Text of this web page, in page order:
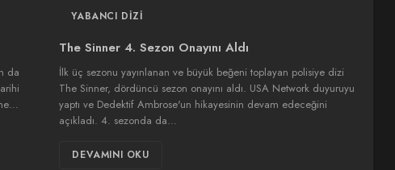
da
YABANCI DIZI
The Sinner 4. Sezon Onayını Aldı
İlk üç sezonu yayınlanan ve büyük beğeni toplayan polisiye dizi
The Sinner, dördüncü sezon onayını aldı. USA Network duyuruyu
yaptı ve Dedektif Ambrose'un hikayesinin devam edeceğini
açıkladı. 4. sezonda da…
DEVAMINI OKU